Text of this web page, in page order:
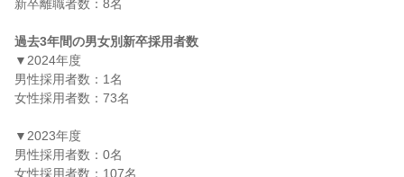
新卒離職者数：8名
過去3年間の男女別新卒採用者数
▼2024年度
男性採用者数：1名
女性採用者数：73名
▼2023年度
男性採用者数：0名
女性採用者数：107名